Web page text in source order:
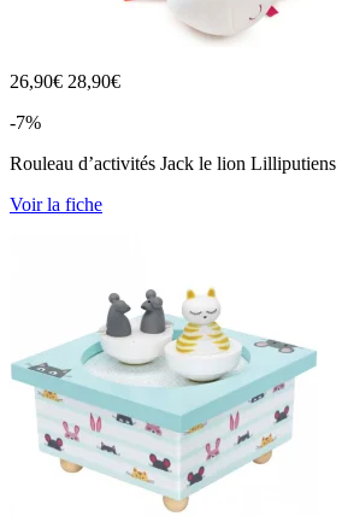
26,90€ 28,90€
-7%
Rouleau d’activités Jack le lion Lilliputiens
Voir la fiche